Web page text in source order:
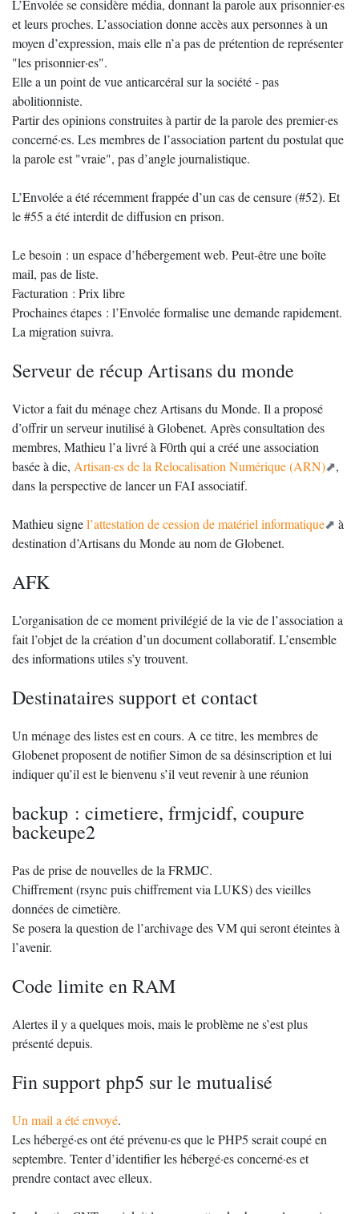
L’Envolée se considère média, donnant la parole aux prisonnier·es
et leurs proches. L’association donne accès aux personnes à un
moyen d’expression, mais elle n’a pas de prétention de représenter
"les prisonnier·es".
Elle a un point de vue anticarcéral sur la société - pas
abolitionniste.
Partir des opinions construites à partir de la parole des premier·es
concerné·es. Les membres de l’association partent du postulat que
la parole est "vraie", pas d’angle journalistique.
L’Envolée a été récemment frappée d’un cas de censure (#52). Et
le #55 a été interdit de diffusion en prison.
Le besoin : un espace d’hébergement web. Peut-être une boîte
mail, pas de liste.
Facturation : Prix libre
Prochaines étapes : l’Envolée formalise une demande rapidement.
La migration suivra.
Serveur de récup Artisans du monde
Victor a fait du ménage chez Artisans du Monde. Il a proposé
d’offrir un serveur inutilisé à Globenet. Après consultation des
membres, Mathieu l’a livré à F0rth qui a créé une association
basée à die, Artisan·es de la Relocalisation Numérique (ARN)
,
dans la perspective de lancer un FAI associatif.
Mathieu signel’attestation de cession de matériel informatique
à
destination d’Artisans du Monde au nom de Globenet.
AFK
L’organisation de ce moment privilégié de la vie de l’association a
fait l’objet de la création d’un document collaboratif. L’ensemble
des informations utiles s’y trouvent.
Destinataires support et contact
Un ménage des listes est en cours. A ce titre, les membres de
Globenet proposent de notifier Simon de sa désinscription et lui
indiquer qu’il est le bienvenu s’il veut revenir à une réunion
backup : cimetiere, frmjcidf, coupure
backeupe2
Pas de prise de nouvelles de la FRMJC.
Chiffrement (rsync puis chiffrement via LUKS) des vieilles
données de cimetière.
Se posera la question de l’archivage des VM qui seront éteintes à
l’avenir.
Code limite en RAM
Alertes il y a quelques mois, mais le problème ne s’est plus
présenté depuis.
Fin support php5 sur le mutualisé
Un mail a été envoyé.
Les hébergé·es ont été prévenu·es que le PHP5 serait coupé en
septembre. Tenter d’identifier les hébergé·es concerné·es et
prendre contact avec elleux.